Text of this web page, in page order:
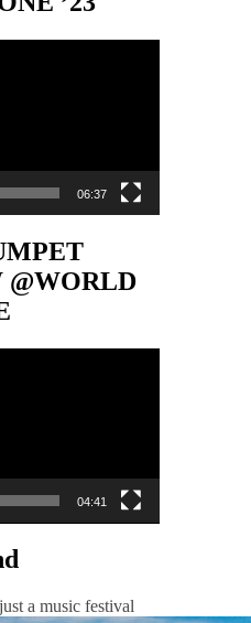
06:37
04:41
a music festival